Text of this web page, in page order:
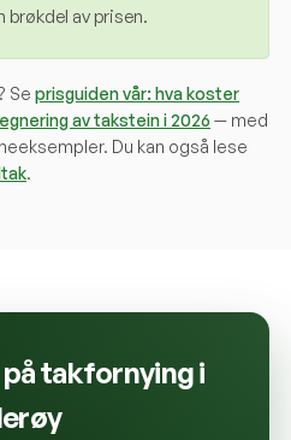
brøkdel av prisen.
Se prisguiden vår: hva koster
av takstein i 2026 — med
Du kan også lese
.
på takfornying i